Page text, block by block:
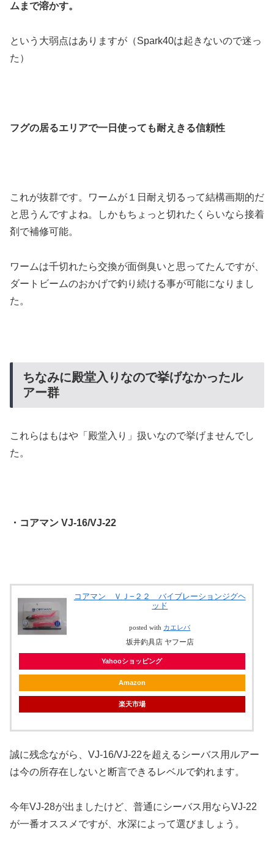
ムまで溶かす。
という大弱点はありますが（Spark40は起きないので迷っ
た）
フグの居るエリアで一日使っても耐えきる信頼性
これが抜群です。ワームが１日耐え切るって結構画期的だ
と思うんですよね。しかもちょっと切れたくらいなら接着
剤で補修可能。
ワームは千切れたら交換が面倒臭いと思ってたんですが、
ダートビームのおかげで釣り続ける事が可能になりまし
た。
ちなみに殿堂入りなので挙げなかったル
アー群
これらはもはや「殿堂入り」扱いなので挙げませんでし
た。
・コアマン VJ-16/VJ-22
コアマン ＶＪ−２２ バイブレーションジグヘ
ッド
posted with カエレバ
坂井釣具店 ヤフー店
Yahooショッピング
Amazon
楽天市場
誠に残念ながら、VJ-16/VJ-22を超えるシーバス用ルアー
は今の所存在しないと断言できるレベルで釣れます。
今年VJ-28が出ましたけど、普通にシーバス用ならVJ-22
が一番オススメですが、水深によって選びましょう。